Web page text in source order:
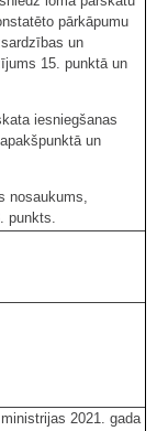
pārkāpumu
un
15. punktā un
iesniegšanas
un
nosaukums,
punkts.
2021. gada